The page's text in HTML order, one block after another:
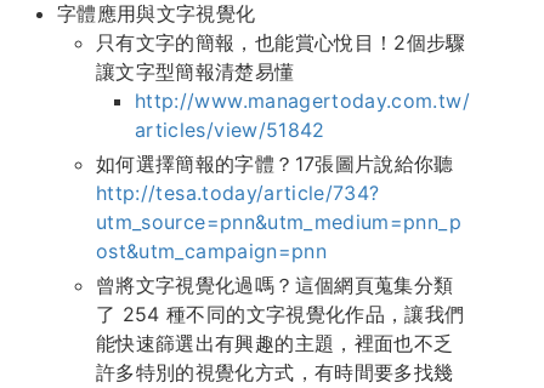
字體應用與文字視覺化
只有文字的簡報，也能賞心悅目！2個步驟
讓文字型簡報清楚易懂
http://www.managertoday.com.tw/
articles/view/51842
如何選擇簡報的字體？17張圖片說給你聽
http://tesa.today/article/734?
utm_source=pnn&utm_medium=pnn_p
ost&utm_campaign=pnn
曾將文字視覺化過嗎？這個網頁蒐集分類
了 254 種不同的文字視覺化作品，讓我們
能快速篩選出有興趣的主題，裡面也不乏
許多特別的視覺化方式，有時間要多找幾